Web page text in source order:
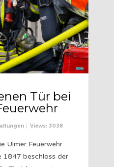
Tür bei
| Views: 3038
Ulmer Feuerwehr
1847 beschloss der